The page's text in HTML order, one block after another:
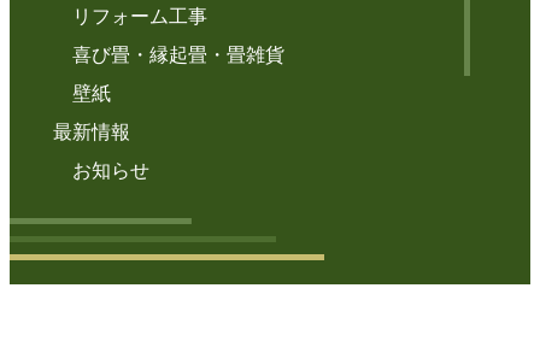
リフォーム工事
喜び畳・縁起畳・畳雑貨
壁紙
最新情報
お知らせ